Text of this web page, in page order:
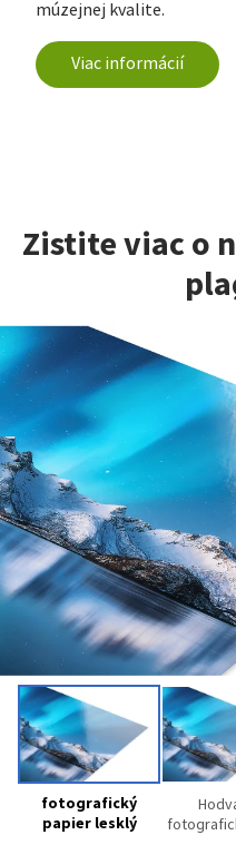
múzejnej kvalite.
Viac informácií
Zistite viac o
fotografický
papier lesklý